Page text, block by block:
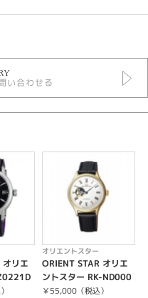
い合わせる
リエ
オリエントスター
ORIENT STAR オリエ
ントスター RK-ND000
4S
￥55,000（税込）